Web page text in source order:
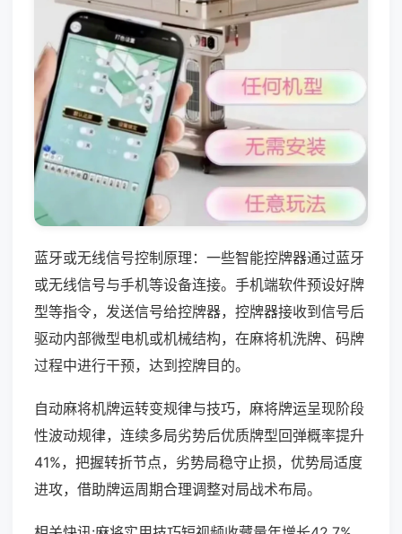
蓝牙或无线信号控制原理：一些智能控牌器通过蓝牙
或无线信号与手机等设备连接。手机端软件预设好牌
型等指令，发送信号给控牌器，控牌器接收到信号后
驱动内部微型电机或机械结构，在麻将机洗牌、码牌
过程中进行干预，达到控牌目的。
自动麻将机牌运转变规律与技巧，麻将牌运呈现阶段
性波动规律，连续多局劣势后优质牌型回弹概率提升
41%，把握转折节点，劣势局稳守止损，优势局适度
进攻，借助牌运周期合理调整对局战术布局。